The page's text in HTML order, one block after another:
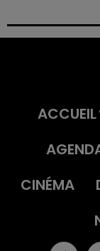
permis et la
ACCUEIL
CINÉMA